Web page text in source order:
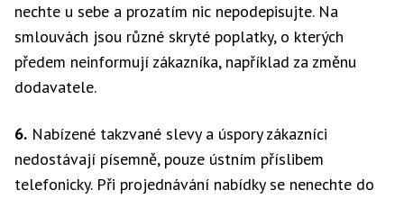
nechte u sebe a prozatím nic nepodepisujte. Na
smlouvách jsou různé skryté poplatky, o kterých
předem neinformují zákazníka, například za změnu
dodavatele.
6. Nabízené takzvané slevy a úspory zákazníci
nedostávají písemně, pouze ústním příslibem
telefonicky. Při projednávání nabídky se nenechte do